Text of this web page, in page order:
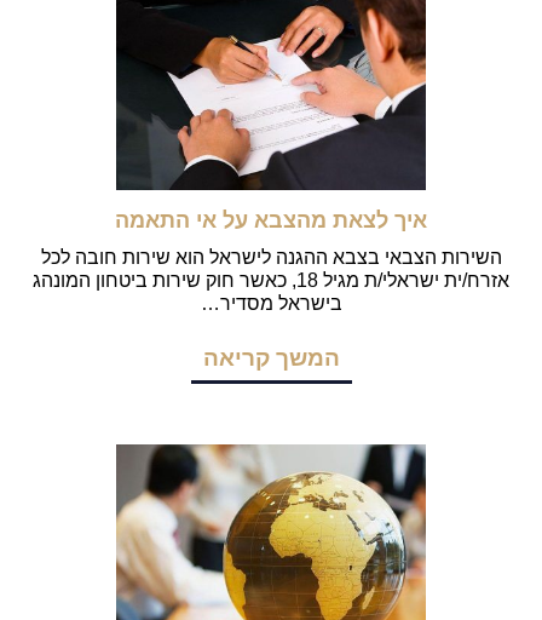
איך לצאת מהצבא על אי התאמה
השירות הצבאי בצבא ההגנה לישראל הוא שירות חובה לכל
אזרח/ית ישראלי/ת מגיל 18, כאשר חוק שירות ביטחון המונהג
בישראל מסדיר…
המשך קריאה